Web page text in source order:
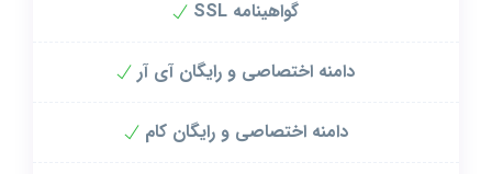
SSL گواهینامه
دامنه اختصاصی و رایگان آی آر
دامنه اختصاصی و رایگان کام